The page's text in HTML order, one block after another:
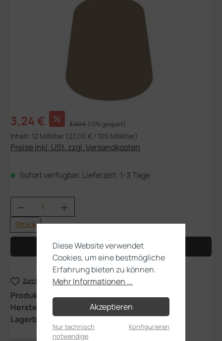
Verkaufspreis:
3,24 € % Regulärer Preis:
3,60 € (10% gespart)
Inhalt: 12 Milliliter (27,00 € / 100 Milliliter)
Preise inkl. USt. zzgl. Versandkosten
Sofort verfügbar, Lieferzeit: 1-3 Tage
Produkt Anzahl: Gib den gewünschten
Stück
In den Warenkorb
Zum Merkzettel hinzufügen
Produktnummer:22-48
Hersteller:
Games Workshop
Lagerbestand:1
Diese Website verwendet
Cookies, um eine bestmögliche
Erfahrung bieten zu können.
Mehr Informationen ...
Akzeptieren
Nur technisch
notwendige
Konfigurieren